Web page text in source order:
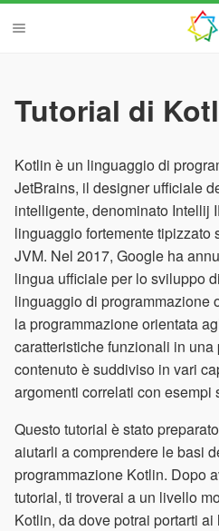
Tutorial di
Kotlin è un linguaggio di
JetBrains, il designer ufficiale
intelligente, denominato Intellij
linguaggio fortemente tipizzato
JVM. Nel 2017, Google ha
lingua ufficiale per lo sviluppo
linguaggio di programmazione
la programmazione orientata
caratteristiche funzionali in una
contenuto è suddiviso in vari
argomenti correlati con esempi
Questo tutorial è stato
aiutarli a comprendere le basi
programmazione Kotlin. Dopo
tutorial, ti troverai a un livello
Kotlin, da dove potrai portarti